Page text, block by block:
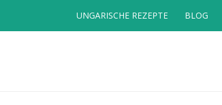
UNGARISCHE REZEPTE BLOG